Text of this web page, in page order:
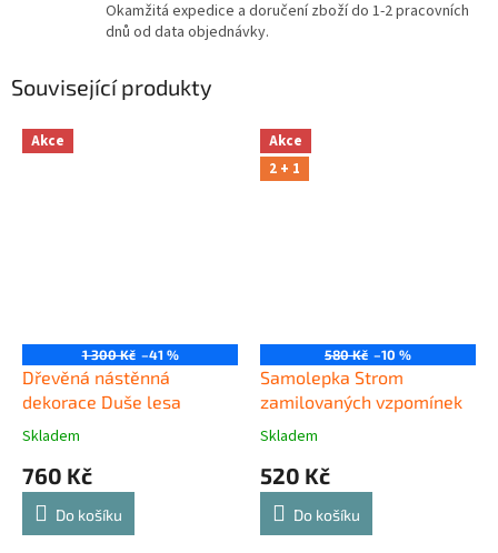
Okamžitá expedice a doručení zboží do 1-2 pracovních
dnů od data objednávky.
Související produkty
Akce
1 300 Kč –41 %
Dřevěná nástěnná
dekorace Duše lesa
Skladem
760 Kč
Do košíku
Akce
2 + 1
580 Kč –10 %
Samolepka Strom
zamilovaných vzpomínek
Skladem
520 Kč
Do košíku